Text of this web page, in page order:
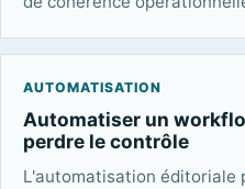
AUTOMATISATION
Automatiser un
perdre le contrôle
L'automatisation éditoriale